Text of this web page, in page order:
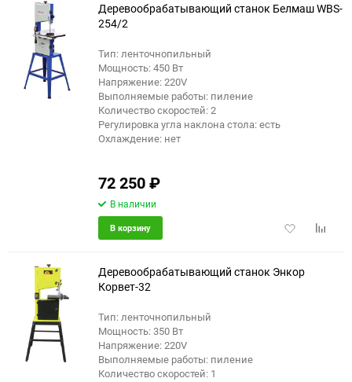
еще 6 фото
Деревообрабатывающий станок Белмаш WBS-
254/2
Тип: ленточнопильный
Мощность: 450 Вт
Напряжение: 220V
Выполняемые работы: пиление
Количество скоростей: 2
Регулировка угла наклона стола: есть
Охлаждение: нет
72 250₽
В наличии
Добавить
В корзину
Деревообрабатывающий станок Энкор
Корвет-32
Тип: ленточнопильный
Мощность: 350 Вт
Напряжение: 220V
Выполняемые работы: пиление
Количество скоростей: 1